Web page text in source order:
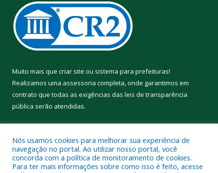
Muito mais que criar site ou sistema para prefeituras!
Realizamos uma assessoria completa, onde garantimos em
contrato que todas as exigências das leis de transparência
pública serão atendidas.
Nós usamos cookies para melhorar sua experiência de
navegação no portal. Ao utilizar nosso portal, você
concorda com a política de monitoramento de cookies.
Para ter mais informações sobre como isso é feito, acesse